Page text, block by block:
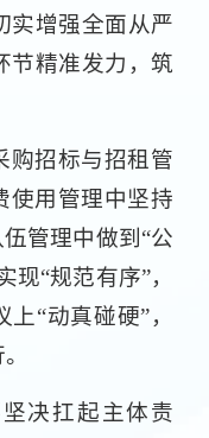
实增强全面从严
节精准发力，筑
购招标与招租管
使用管理中坚持
管理中做到“公
“规范有序”，
“动真碰硬”，
决扛起主体责